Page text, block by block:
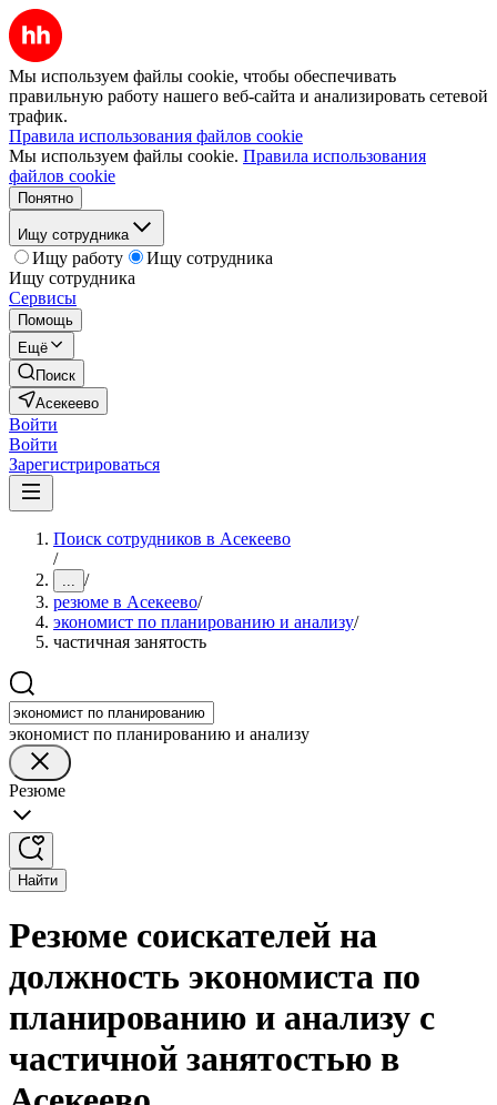
Мы используем файлы cookie, чтобы обеспечивать
правильную работу нашего веб-сайта и анализировать сетевой
трафик.
Правила использования файлов cookie
Мы используем файлы cookie. Правила использования
файлов cookie
Понятно
Ищу сотрудника
Ищу работу
Ищу сотрудника
Ищу сотрудника
Сервисы
Помощь
Ещё
Поиск
Асекеево
Войти
Войти
Зарегистрироваться
Поиск сотрудников в Асекеево
/
... /
резюме в Асекеево/
экономист по планированию и анализу/
частичная занятость
экономист по планированию и анализу
Резюме
Найти
Резюме соискателей на
должность экономиста по
планированию и анализу с
частичной занятостью в